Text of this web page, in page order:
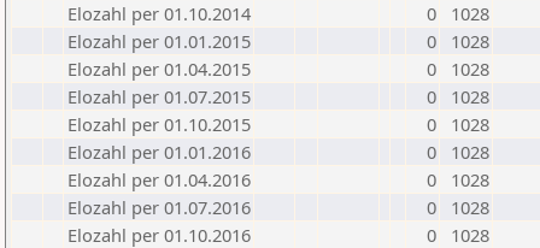
Elozahl per 01.10.2014
0
1028
Elozahl per 01.01.2015
0
1028
Elozahl per 01.04.2015
0
1028
Elozahl per 01.07.2015
0
1028
Elozahl per 01.10.2015
0
1028
Elozahl per 01.01.2016
0
1028
Elozahl per 01.04.2016
0
1028
Elozahl per 01.07.2016
0
1028
Elozahl per 01.10.2016
0
1028